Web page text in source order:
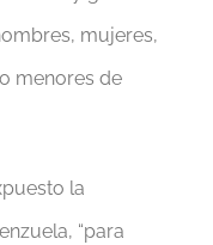
mujeres,
menores de
la
“para